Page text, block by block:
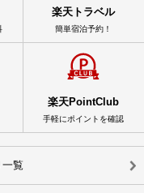
楽天トラベル
簡単宿泊予約！
楽天PointClub
手軽にポイントを確認
一覧